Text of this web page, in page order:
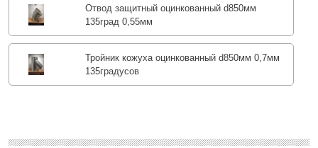
Отвод защитный оцинкованный d850мм
135град 0,55мм
Тройник кожуха оцинкованный d850мм 0,7мм
135градусов